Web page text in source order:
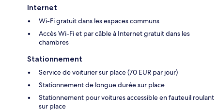
Internet
Wi-Fi gratuit dans les espaces communs
Accès Wi-Fi et par câble à Internet gratuit dans les
chambres
Stationnement
Service de voiturier sur place (70 EUR par jour)
Stationnement de longue durée sur place
Stationnement pour voitures accessible en fauteuil roulant
sur place